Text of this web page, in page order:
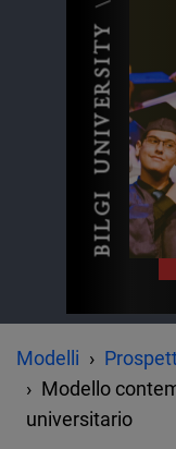
Modelli
Modello
universitario